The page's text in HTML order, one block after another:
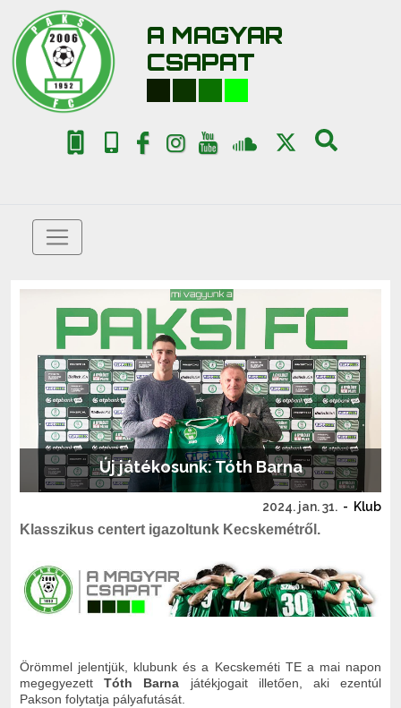
A MAGYAR
CSAPAT
Új játékosunk: Tóth Barna
2024. jan. 31. - Klub
Klasszikus centert igazoltunk Kecskemétről.
Örömmel jelentjük, klubunk és a Kecskeméti TE a mai napon
megegyezettTóth Barna játékjogait illetően, aki ezentúl
Pakson folytatja pályafutását.